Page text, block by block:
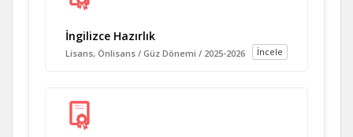
İngilizce Hazırlık
İncele
Lisans, Önlisans / Güz Dönemi / 2025-2026